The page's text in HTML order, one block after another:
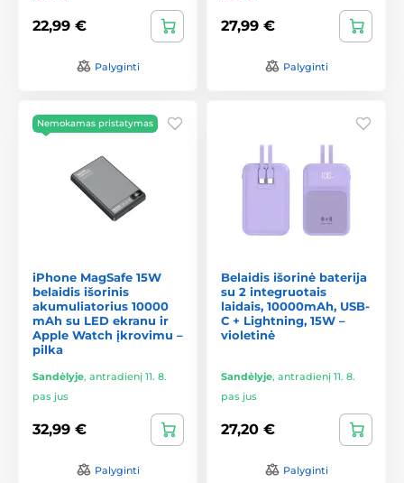
22,99 €
Palyginti
27,99 €
Palyginti
Nemokamas pristatymas
iPhone MagSafe 15W
belaidis išorinis
akumuliatorius 10000
mAh su LED ekranu ir
Apple Watch įkrovimu –
pilka
Sandėlyje, antradienį 11. 8.
pas jus
32,99 €
Palyginti
Belaidis išorinė baterija
su 2 integruotais
laidais, 10000mAh, USB-
C + Lightning, 15W –
violetinė
Sandėlyje, antradienį 11. 8.
pas jus
27,20 €
Palyginti